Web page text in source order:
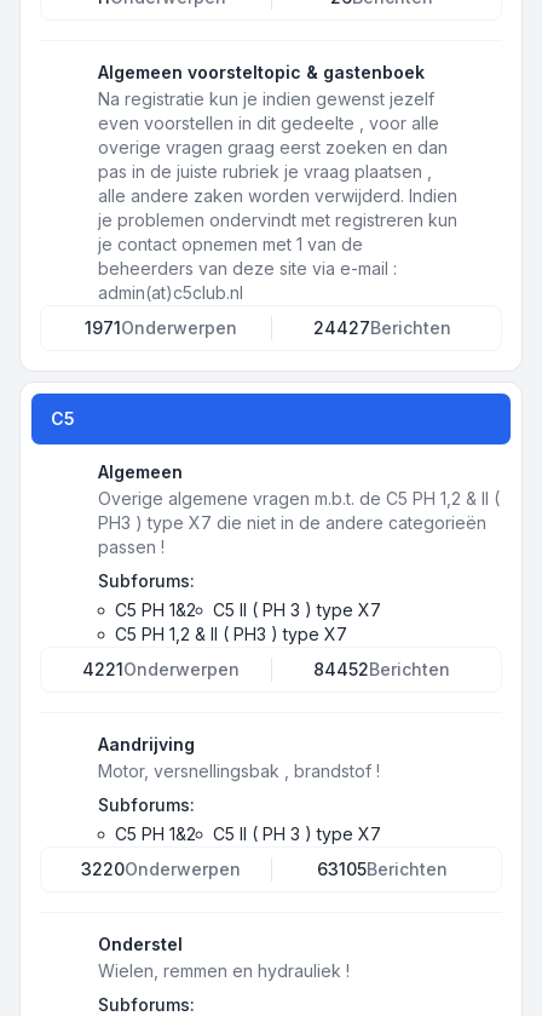
Algemeen voorsteltopic & gastenboek
Na registratie kun je indien gewenst jezelf
even voorstellen in dit gedeelte , voor alle
overige vragen graag eerst zoeken en dan
pas in de juiste rubriek je vraag plaatsen ,
alle andere zaken worden verwijderd. Indien
je problemen ondervindt met registreren kun
je contact opnemen met 1 van de
beheerders van deze site via e-mail :
admin(at)c5club.nl
1971Onderwerpen 24427Berichten
C5
Algemeen
Overige algemene vragen m.b.t. de C5 PH 1,2 & II (
PH3 ) type X7 die niet in de andere categorieën
passen !
Subforums:
C5 PH 1&2
C5 II ( PH 3 ) type X7
C5 PH 1,2 & II ( PH3 ) type X7
4221Onderwerpen 84452Berichten
Aandrijving
Motor, versnellingsbak , brandstof !
Subforums:
C5 PH 1&2
C5 II ( PH 3 ) type X7
3220Onderwerpen 63105Berichten
Onderstel
Wielen, remmen en hydrauliek !
Subforums: